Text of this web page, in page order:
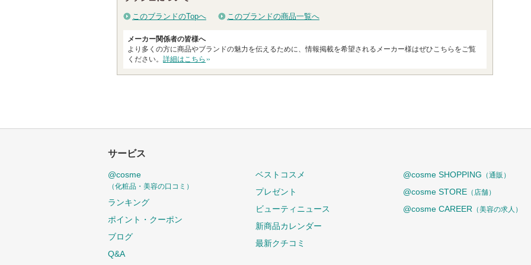
このブランドのTopへ このブランドの商品一覧へ
メーカー関係者の皆様へ
より多くの方に商品やブランドの魅力を伝えるために、情報掲載を希望されるメーカー様はぜひこちらをご覧
ください。 詳細はこちら
サービス
@cosme
（化粧品・美容の口コミ）
ランキング
ポイント・クーポン
ブログ
Q&A
ベストコスメ
プレゼント
ビューティニュース
新商品カレンダー
最新クチコミ
@cosme SHOPPING （通販）
@cosme STORE （店舗）
@cosme CAREER （美容の求人）